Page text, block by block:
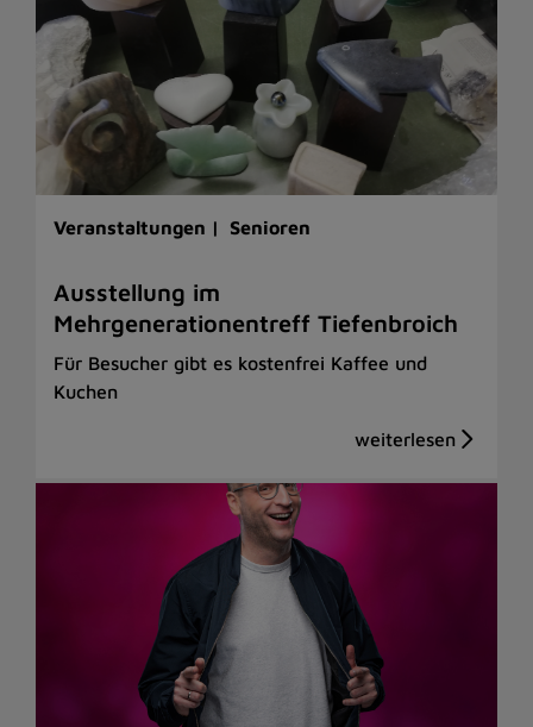
Veranstaltungen | Senioren
Ausstellung im
Mehrgenerationentreff Tiefenbroich
Für Besucher gibt es kostenfrei Kaffee und
Kuchen